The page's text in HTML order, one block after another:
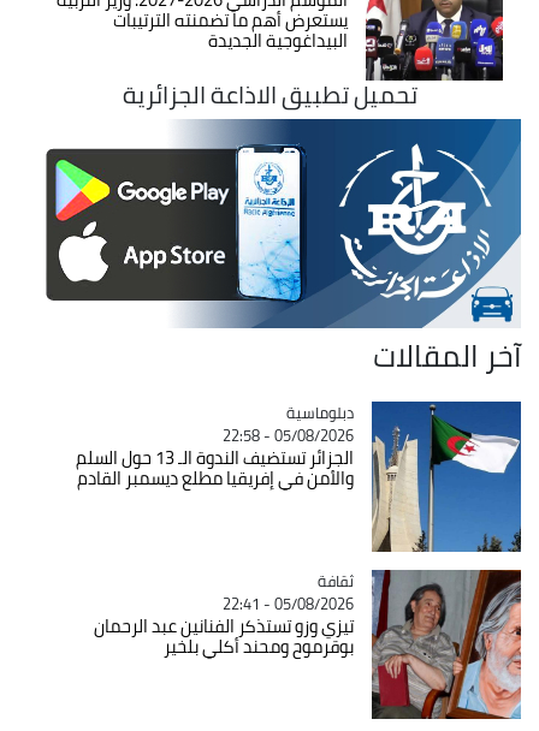
يستعرض أهم ما تضمنته الترتيبات
البيداغوجية الجديدة
تحميل تطبيق الاذاعة الجزائرية
آخر المقالات
Catégorie
دبلوماسية
05/08/2026 - 22:58
الجزائر تستضيف الندوة الـ 13 حول السلم
والأمن في إفريقيا مطلع ديسمبر القادم
Catégorie
ثقافة
05/08/2026 - 22:41
تيزي وزو تستذكر الفنانين عبد الرحمان
بوقرموح ومحند أكلي بلخير